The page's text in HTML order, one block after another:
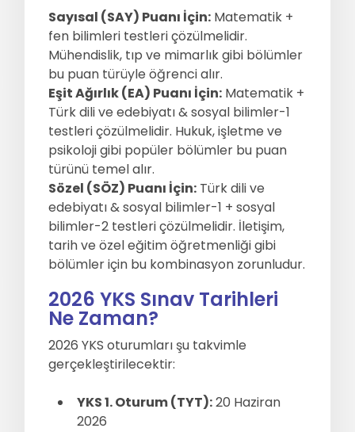
Sayısal (SAY) Puanı İçin: Matematik +
fen bilimleri testleri çözülmelidir.
Mühendislik, tıp ve mimarlık gibi bölümler
bu puan türüyle öğrenci alır.
Eşit Ağırlık (EA) Puanı İçin: Matematik +
Türk dili ve edebiyatı & sosyal bilimler-1
testleri çözülmelidir. Hukuk, işletme ve
psikoloji gibi popüler bölümler bu puan
türünü temel alır.
Sözel (SÖZ) Puanı İçin: Türk dili ve
edebiyatı & sosyal bilimler-1 + sosyal
bilimler-2 testleri çözülmelidir. İletişim,
tarih ve özel eğitim öğretmenliği gibi
bölümler için bu kombinasyon zorunludur.
2026 YKS Sınav Tarihleri
Ne Zaman?
2026 YKS oturumları şu takvimle
gerçekleştirilecektir:
YKS 1. Oturum (TYT):20 Haziran
2026